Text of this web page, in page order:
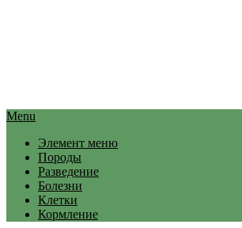
Menu
Элемент меню
Породы
Разведение
Болезни
Клетки
Кормление